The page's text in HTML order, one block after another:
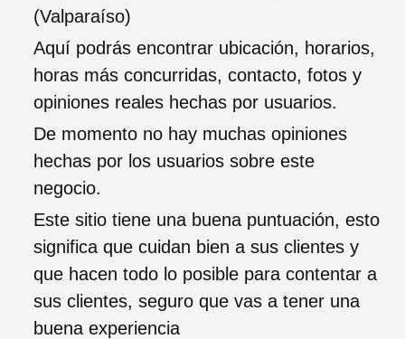
(Valparaíso)
Aquí podrás encontrar ubicación, horarios,
horas más concurridas, contacto, fotos y
opiniones reales hechas por usuarios.
De momento no hay muchas opiniones
hechas por los usuarios sobre este
negocio.
Este sitio tiene una buena puntuación, esto
significa que cuidan bien a sus clientes y
que hacen todo lo posible para contentar a
sus clientes, seguro que vas a tener una
buena experiencia